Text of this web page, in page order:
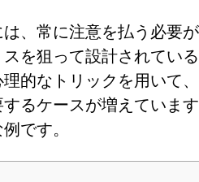
、常に注意を払う必要
を狙って設計されてい
的なトリックを用いて
るケースが増えていま
です。